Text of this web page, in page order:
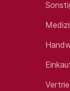
für Ihren
oder
haben Sie
ist, dass Sie sich
Tages-